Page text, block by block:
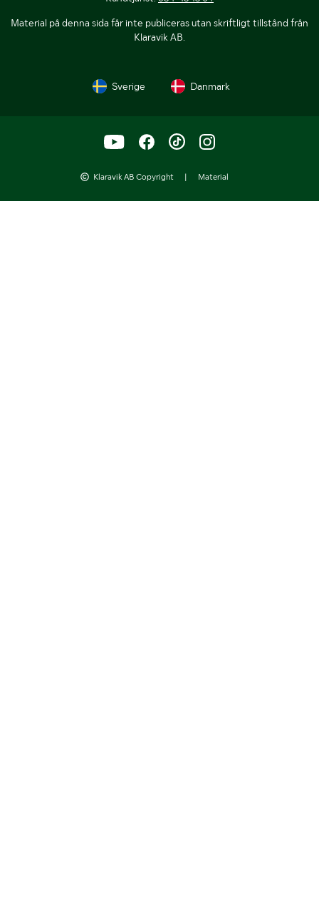
Material på denna sida får inte publiceras utan skriftligt tillstånd från
Klaravik AB.
Sverige Danmark
Klaravik AB Copyright | Material